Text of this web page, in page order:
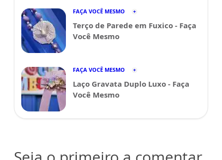
FAÇA VOCÊ MESMO
Terço de Parede em Fuxico - Faça
Você Mesmo
FAÇA VOCÊ MESMO
Laço Gravata Duplo Luxo - Faça
Você Mesmo